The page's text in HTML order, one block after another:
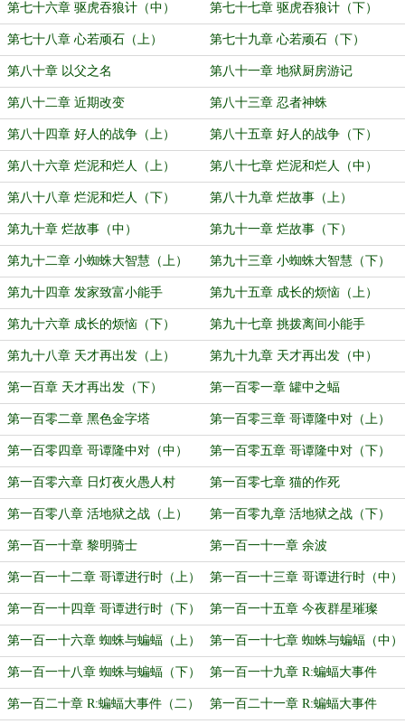
第七十六章 驱虎吞狼计（中） 第七十七章 驱虎吞狼计（下）
第七十八章 心若顽石（上） 第七十九章 心若顽石（下）
第八十章 以父之名 第八十一章 地狱厨房游记
第八十二章 近期改变 第八十三章 忍者神蛛
第八十四章 好人的战争（上） 第八十五章 好人的战争（下）
第八十六章 烂泥和烂人（上） 第八十七章 烂泥和烂人（中）
第八十八章 烂泥和烂人（下） 第八十九章 烂故事（上）
第九十章 烂故事（中） 第九十一章 烂故事（下）
第九十二章 小蜘蛛大智慧（上） 第九十三章 小蜘蛛大智慧（下）
第九十四章 发家致富小能手 第九十五章 成长的烦恼（上）
第九十六章 成长的烦恼（下） 第九十七章 挑拨离间小能手
第九十八章 天才再出发（上） 第九十九章 天才再出发（中）
第一百章 天才再出发（下） 第一百零一章 罐中之蝠
第一百零二章 黑色金字塔 第一百零三章 哥谭隆中对（上）
第一百零四章 哥谭隆中对（中） 第一百零五章 哥谭隆中对（下）
第一百零六章 日灯夜火愚人村 第一百零七章 猫的作死
第一百零八章 活地狱之战（上） 第一百零九章 活地狱之战（下）
第一百一十章 黎明骑士 第一百一十一章 余波
第一百一十二章 哥谭进行时（上） 第一百一十三章 哥谭进行时（中）
第一百一十四章 哥谭进行时（下） 第一百一十五章 今夜群星璀璨
第一百一十六章 蜘蛛与蝙蝠（上） 第一百一十七章 蜘蛛与蝙蝠（中）
第一百一十八章 蜘蛛与蝙蝠（下） 第一百一十九章 R:蝙蝠大事件
（一）
第一百二十章 R:蝙蝠大事件（二） 第一百二十一章 R:蝙蝠大事件